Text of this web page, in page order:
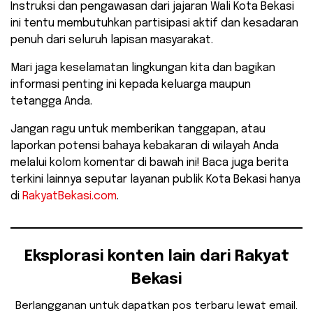
Instruksi dan pengawasan dari jajaran Wali Kota Bekasi
ini tentu membutuhkan partisipasi aktif dan kesadaran
penuh dari seluruh lapisan masyarakat.
Mari jaga keselamatan lingkungan kita dan bagikan
informasi penting ini kepada keluarga maupun
tetangga Anda.
Jangan ragu untuk memberikan tanggapan, atau
laporkan potensi bahaya kebakaran di wilayah Anda
melalui kolom komentar di bawah ini! Baca juga berita
terkini lainnya seputar layanan publik Kota Bekasi hanya
di RakyatBekasi.com.
Eksplorasi konten lain dari Rakyat
Bekasi
Berlangganan untuk dapatkan pos terbaru lewat email.